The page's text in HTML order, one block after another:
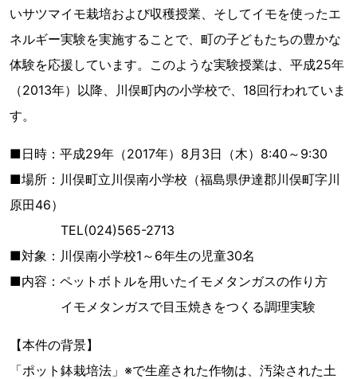
いサツマイモ栽培および収穫授業、そしてイモを使ったエ
ネルギー実験を実施することで、町の子どもたちの豊かな
体験を応援しています。このような実験授業は、平成25年
（2013年）以降、川俣町内の小学校で、18回行われていま
す。
■日時：平成29年（2017年）8月3日（木）8:40～9:30
■場所：川俣町立川俣南小学校（福島県伊達郡川俣町字川
原田46）
TEL(024)565-2713
■対象：川俣南小学校1～6年生の児童30名
■内容：ペットボトルを用いたイモメタンガスの作り方
イモメタンガスで目玉焼きをつくる調理実験
【本件の背景】
「ポット鉢栽培法」※で生産された作物は、汚染された土